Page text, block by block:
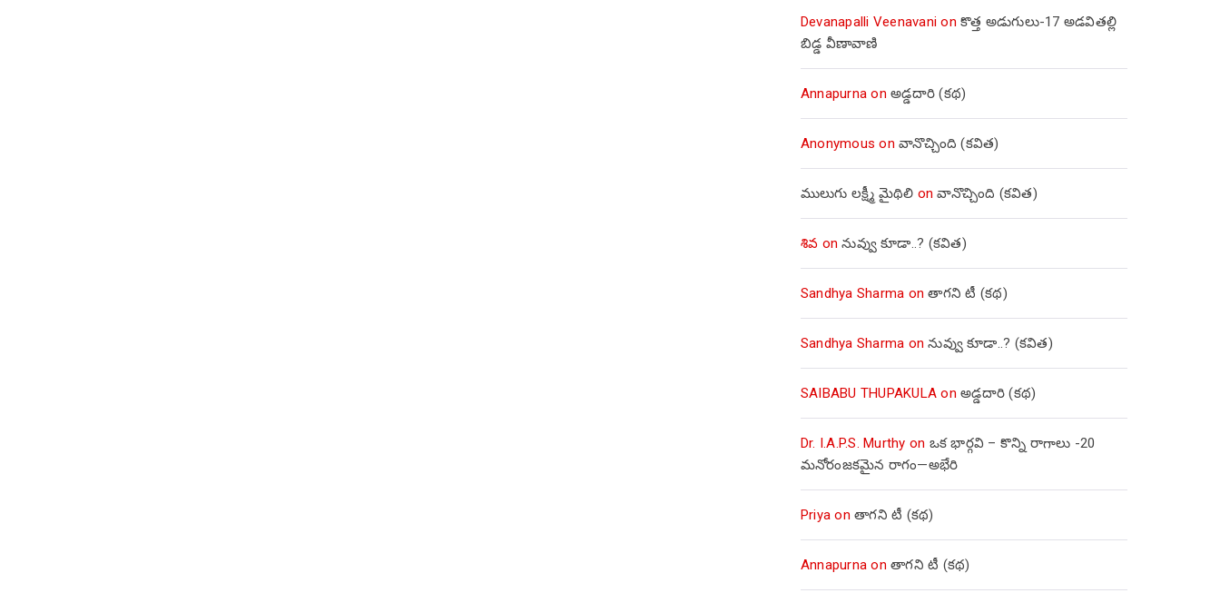
Devanapalli Veenavani onకొత్త అడుగులు-17 అడవితల్లి
బిడ్డ వీణావాణి
Annapurna onఅడ్డదారి (కథ)
Anonymous onవానొచ్చింది (కవిత)
ములుగు లక్ష్మీ మైథిలి onవానొచ్చింది (కవిత)
శివ onనువ్వు కూడా..? (కవిత)
Sandhya Sharma onతాగని టీ (కథ)
Sandhya Sharma onనువ్వు కూడా..? (కవిత)
SAIBABU THUPAKULA onఅడ్డదారి (కథ)
Dr. I.A.P.S. Murthy on ఒక భార్గవి – కొన్ని రాగాలు -20
మనోరంజకమైన రాగం—అభేరి
Priya onతాగని టీ (కథ)
Annapurna onతాగని టీ (కథ)